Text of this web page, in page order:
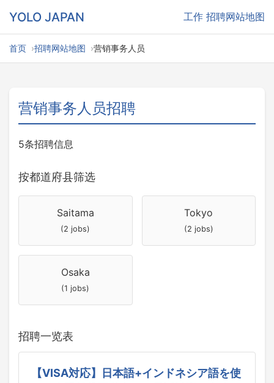
YOLO JAPAN 工作 招聘网站地图
首页 招聘网站地图 营销事务人员
营销事务人员招聘
5条招聘信息
按都道府县筛选
Saitama
(2 jobs)
Tokyo
(2 jobs)
Osaka
(1 jobs)
招聘一览表
【VISA対応】日本語+インドネシア語を使